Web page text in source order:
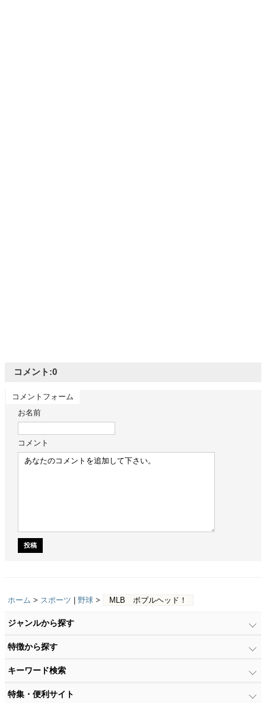
コメント:0
コメントフォーム
お名前
コメント
ホーム > スポーツ 野球 > MLB ボブルヘッド！
ジャンルから探す
特徴から探す
キーワード検索
特集・便利サイト